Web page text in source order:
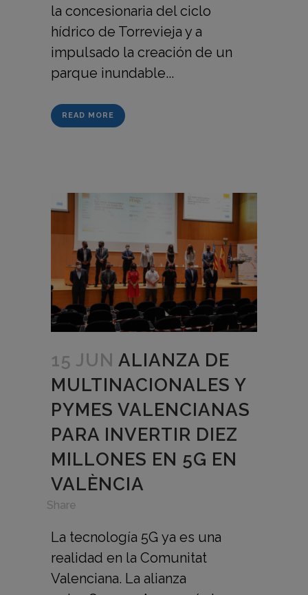
la concesionaria del ciclo
hídrico de Torrevieja y a
impulsado la creación de un
parque inundable...
READ MORE
15 JUN ALIANZA DE
MULTINACIONALES Y
PYMES VALENCIANAS
PARA INVERTIR DIEZ
MILLONES EN 5G EN
VALÈNCIA
Share
La tecnología 5G ya es una
realidad en la Comunitat
Valenciana. La alianza